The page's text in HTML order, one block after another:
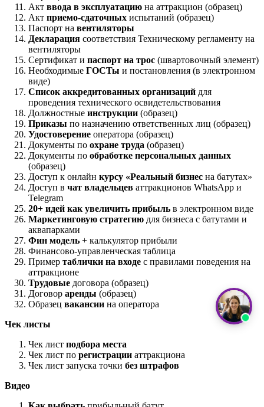
Акт ввода в эксплуатацию на аттракцион (образец)
Акт приемо-сдаточных испытаний (образец)
Паспорт на вентиляторы
Декларация соответствия Техническому регламенту на
вентиляторы
Сертификат и паспорт на трос (швартовочный элемент)
Необходимые ГОСТы и постановления (в электронном
виде)
Список аккредитованных организаций для
проведения технического освидетельствования
Должностные инструкции (образец)
Приказы по назначению ответственных лиц (образец)
Удостоверение оператора (образец)
Документы по охране труда (образец)
Документы по обработке персональных данных
(образец)
Доступ к онлайн курсу «Реальный бизнес на батутах»
Доступ в чат владельцев аттракционов WhatsApp и
Telegram
20+ идей как увеличить прибыль в электронном виде
Маркетинговую стратегию для бизнеса с батутами и
аквапарками
Фин модель + калькулятор прибыли
Финансово-управленческая таблица
Пример таблички на входе с правилами поведения на
аттракционе
Трудовые договора (образец)
Договор аренды (образец)
Образец вакансии на оператора
Чек листы
Чек лист подбора места
Чек лист по регистрации аттракциона
Чек лист запуска точки без штрафов
Видео